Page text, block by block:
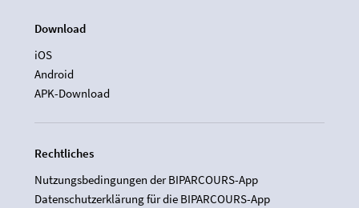
Download
iOS
Android
APK-Download
Rechtliches
Nutzungsbedingungen der BIPARCOURS-App
Datenschutzerklärung für die BIPARCOURS-App